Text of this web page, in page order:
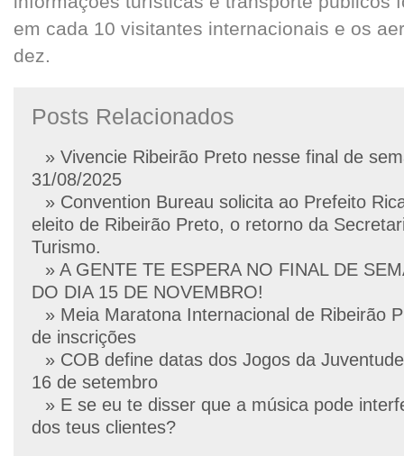
em cada 10 visitantes internacionais e os
dez.
Posts Relacionados
» Vivencie Ribeirão Preto nesse final de
31/08/2025
» Convention Bureau solicita ao Prefeito
eleito de Ribeirão Preto, o retorno da
Turismo.
» A GENTE TE ESPERA NO FINAL DE
DO DIA 15 DE NOVEMBRO!
» Meia Maratona Internacional de Ribeirão
de inscrições
» COB define datas dos Jogos da
16 de setembro
» E se eu te disser que a música pode
dos teus clientes?